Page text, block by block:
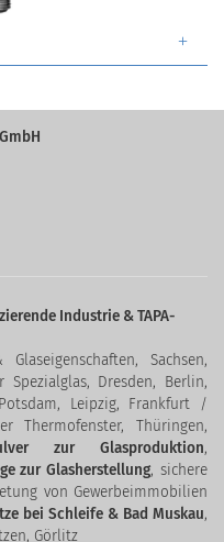
Industrie & TAPA-
, Sachsen,
Spezialglas, Dresden, Berlin,
Leipzig, Frankfurt /
Thermofenster, Thüringen,
zur Glasproduktion,
zur Glasherstellung, sichere
von Gewerbeimmobilien
bei Schleife & Bad Muskau,
Görlitz